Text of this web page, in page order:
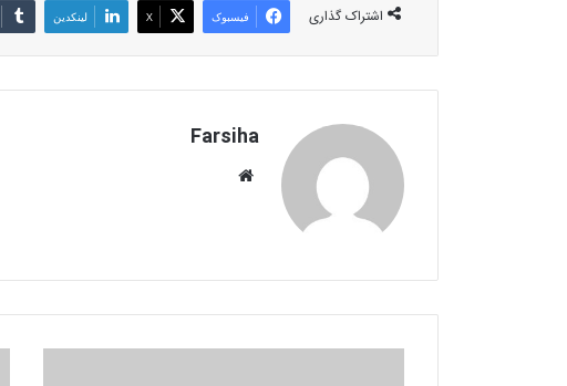
اشتراک گذاری فیسبوک X لینکدین
Farsiha